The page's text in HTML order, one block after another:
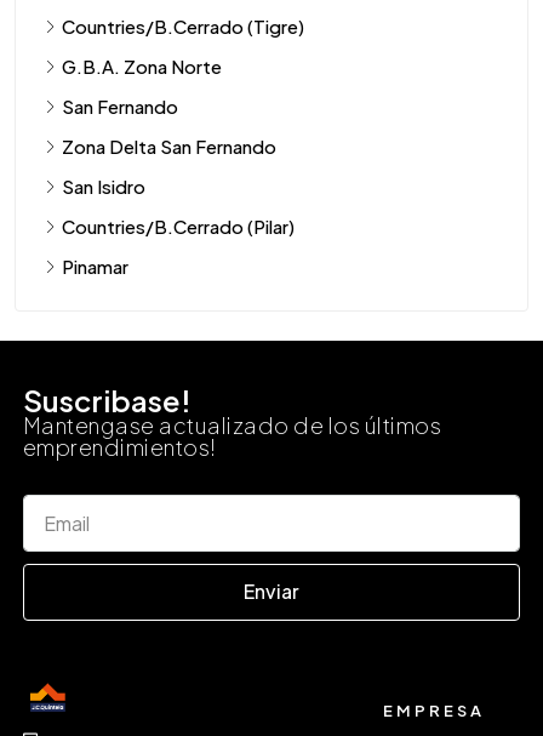
Countries/B.Cerrado (Tigre)
G.B.A. Zona Norte
San Fernando
Zona Delta San Fernando
San Isidro
Countries/B.Cerrado (Pilar)
Pinamar
Suscribase!
Mantengase actualizado de los últimos
emprendimientos!
Enviar
EMPRESA